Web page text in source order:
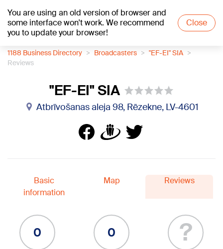
You are using an old version of browser and
some interface won't work. We recommend
you to update your browser!
Close
+22°C
1188 Business Directory Broadcasters
"EF-EI" SIA
Reviews
"EF-EI" SIA
Atbrīvošanas aleja 98, Rēzekne, LV-4601
Basic
information
Map Reviews
0 0 ?